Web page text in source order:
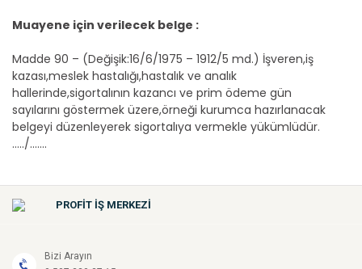
Muayene için verilecek belge :
Madde 90 – (Değişik:16/6/1975 – 1912/5 md.) İşveren,iş
kazası,meslek hastalığı,hastalık ve analık
hallerinde,sigortalının kazancı ve prim ödeme gün
sayılarını göstermek üzere,örneği kurumca hazırlanacak
belgeyi düzenleyerek sigortalıya vermekle yükümlüdür.
...../.......
PROFİT İŞ MERKEZİ
Bizi Arayın